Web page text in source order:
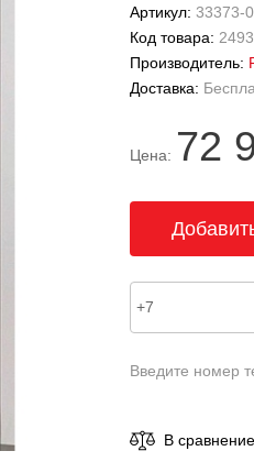
Артикул: 33373-
Код товара: 2493
Производитель:
Доставка:
Цена: 72
Введите номер
В сравнение